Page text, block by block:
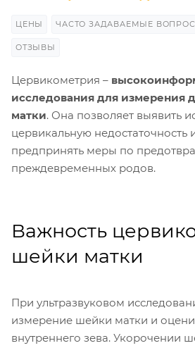
ЦЕНЫ ЧАСТО ЗАДАВАЕМЫЕ
ОТЗЫВЫ
Цервикометрия –
исследования для измерения
матки. Она позволяет выявить
цервикальную недостаточность
предпринять меры по
преждевременных родов.
Важность
шейки матки
При ультразвуковом
измерение шейки матки и
внутреннего зева. Укорочении